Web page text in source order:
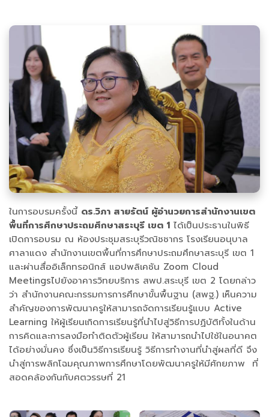
ในการอบรมครั้งนี้ ดร.วิภา สายรัตน์ ผู้อำนวยการสำนักงานเขต
พื้นที่การศึกษาประถมศึกษาสระบุรี เขต 1 ได้เป็นประธานในพิธี
เปิดการอบรม ณ ห้องประชุมสระบุรีวณิชชากร โรงเรียนอนุบาล
ศาลาแดง สำนักงานเขตพื้นที่การศึกษาประถมศึกษาสระบุรี เขต 1
และผ่านสื่ออิเล็กทรอนิกส์ แอปพลิเคชัน Zoom Cloud
Meetingsไปยังอาคารวิทยบริการ สพป.สระบุรี เขต 2 โดยกล่าว
ว่า สำนักงานคณะกรรมการการศึกษาขั้นพื้นฐาน (สพฐ.) เห็นความ
สำคัญของการพัฒนาครูให้สามารถจัดการเรียนรู้แบบ Active
Learning ให้ผู้เรียนเกิดการเรียนรู้ที่นำไปสู่วิธีการปฏิบัติทั้งในด้าน
การคิดและการลงมือทำติดตัวผู้เรียน ให้สามารถนำไปใช้ในอนาคต
ได้อย่างมั่นคง ซึ่งเป็นวิธีการเรียนรู้ วิธีการทำงานที่นำสู่ผลที่ดี จึง
นำสู่การพลิกโฉมคุณภาพการศึกษาโดยพัฒนาครูให้มีศักยภาพ ที่
สอดคล้องกันกับศตวรรษที่ 21